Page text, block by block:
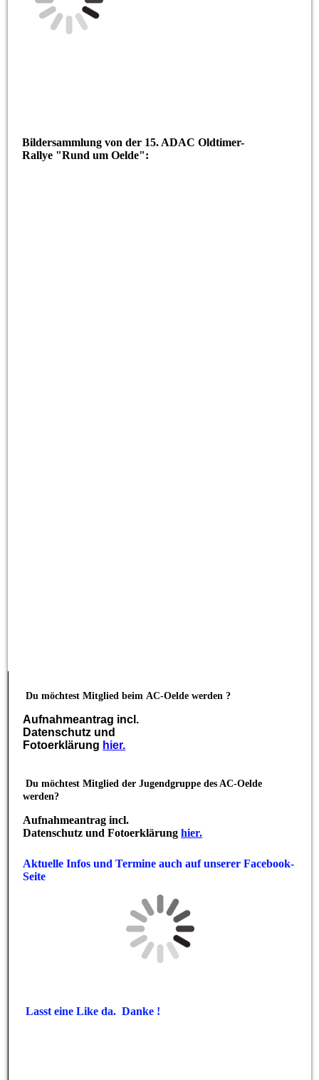
Bildersammlung von der 15. ADAC Oldtimer-
Rallye "Rund um Oelde":
Du möchtest Mitglied beimAC-Oelde werden ?
Aufnahmeantrag incl.
Datenschutz und
Fotoerklärung hier.
Du möchtest Mitglied der Jugendgruppe des AC-Oelde
werden?
Aufnahmeantrag incl.
Datenschutz und Fotoerklärunghier.
Aktuelle Infos und Termine auch auf unserer Facebook-
Seite
Lasst eine Like da. Danke !